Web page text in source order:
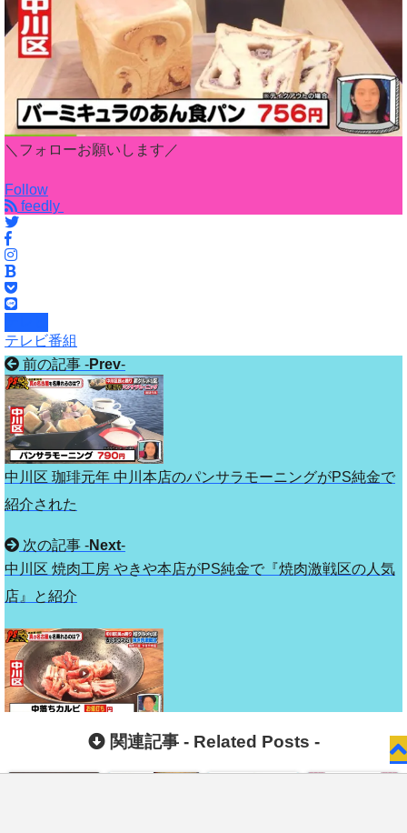
＼フォローお願いします／
Follow
feedly
テレビ番組
前の記事 -Prev-
中川区 珈琲元年 中川本店のパンサラモーニングがPS純金で
紹介された
次の記事 -Next-
中川区 焼肉工房 やきや本店がPS純金で『焼肉激戦区の人気
店』と紹介
関連記事 - Related Posts -